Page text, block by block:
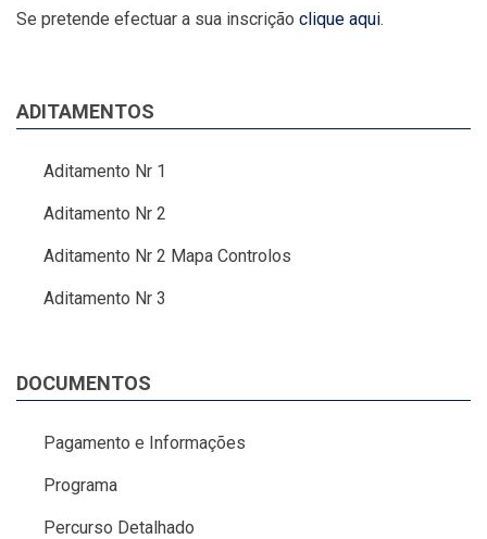
Se pretende efectuar a sua inscrição clique aqui.
ADITAMENTOS
Aditamento Nr 1
Aditamento Nr 2
Aditamento Nr 2 Mapa Controlos
Aditamento Nr 3
DOCUMENTOS
Pagamento e Informações
Programa
Percurso Detalhado